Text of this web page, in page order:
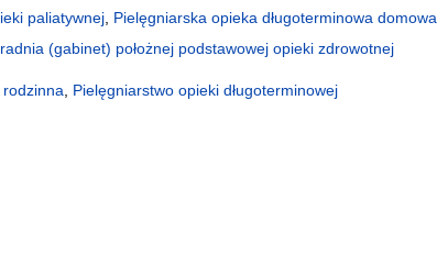
paliatywnej Pielęgniarska opieka długoterminowa domowa
(gabinet) położnej podstawowej opieki zdrowotnej
Pielęgniarstwo opieki długoterminowej